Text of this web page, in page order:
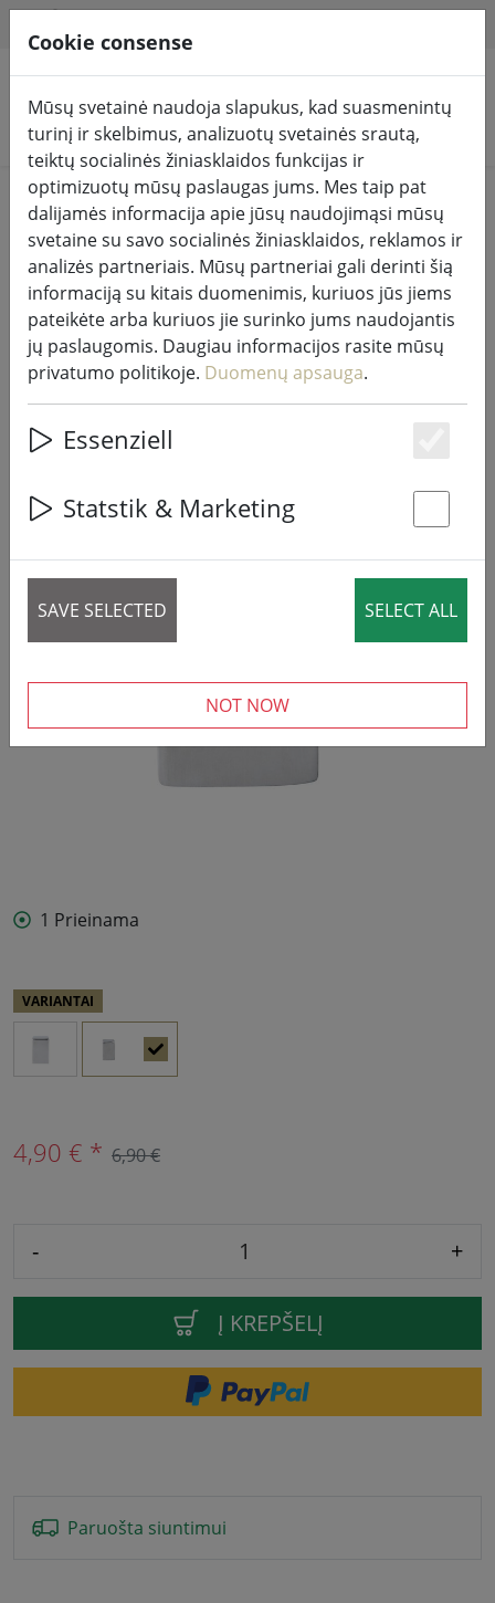
Ieškoti produktų
Home %Pardavimas
Zonos gesinimo varpas BOSTON
matinis nerūdijantis plienas
1 Prieinama
VARIANTAI
4,90 € * 6,90 €
- +
Į KREPŠELĮ
Paruošta siuntimui
Cookie consense
Mūsų svetainė naudoja slapukus, kad suasmenintų
turinį ir skelbimus, analizuotų svetainės srautą,
teiktų socialinės žiniasklaidos funkcijas ir
optimizuotų mūsų paslaugas jums. Mes taip pat
dalijamės informacija apie jūsų naudojimąsi mūsų
svetaine su savo socialinės žiniasklaidos, reklamos ir
analizės partneriais. Mūsų partneriai gali derinti šią
informaciją su kitais duomenimis, kuriuos jūs jiems
pateikėte arba kuriuos jie surinko jums naudojantis
jų paslaugomis. Daugiau informacijos rasite mūsų
privatumo politikoje. Duomenų apsauga.
Essenziell
Statstik & Marketing
SAVE SELECTED SELECT ALL
NOT NOW